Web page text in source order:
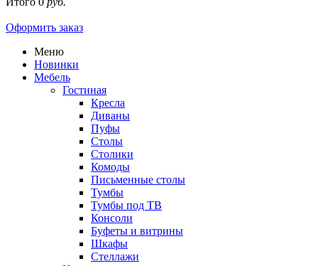
Оформить заказ
Меню
Новинки
Мебель
Гостиная
Кресла
Диваны
Пуфы
Столы
Столики
Комоды
Письменные столы
Тумбы
Тумбы под ТВ
Консоли
Буфеты и витрины
Шкафы
Стеллажи